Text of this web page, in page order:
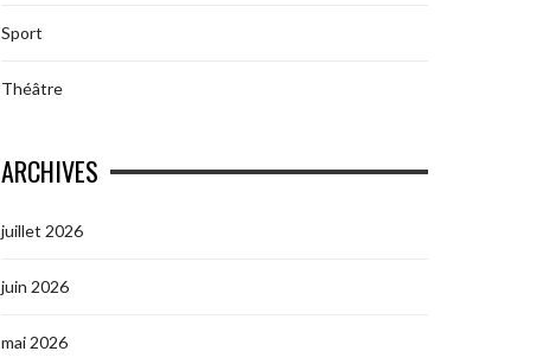
Sport
Théâtre
ARCHIVES
juillet 2026
juin 2026
mai 2026